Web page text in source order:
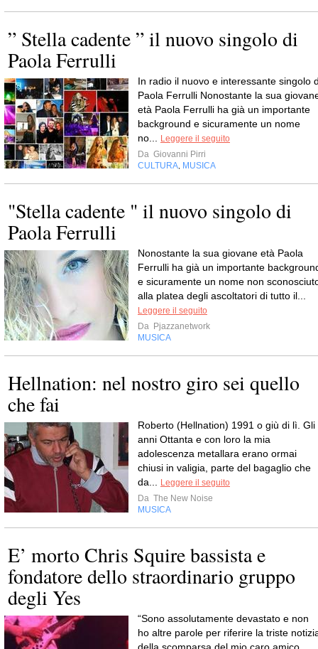
” Stella cadente ” il nuovo singolo di
Paola Ferrulli
In radio il nuovo e interessante singolo
Paola Ferrulli Nonostante la sua
età Paola Ferrulli ha già un importante
background e sicuramente un nome
no... Leggere il seguito
Da Giovanni Pirri
CULTURA, MUSICA
"Stella cadente " il nuovo singolo di
Paola Ferrulli
Nonostante la sua giovane età Paola
Ferrulli ha già un importante
e sicuramente un nome non
alla platea degli ascoltatori di tutto il...
Leggere il seguito
Da Pjazzanetwork
MUSICA
Hellnation: nel nostro giro sei quello
che fai
Roberto (Hellnation) 1991 o giù di lì. Gli
anni Ottanta e con loro la mia
adolescenza metallara erano ormai
chiusi in valigia, parte del bagaglio che
da... Leggere il seguito
Da The New Noise
MUSICA
E’ morto Chris Squire bassista e
fondatore dello straordinario gruppo
degli Yes
“Sono assolutamente devastato e non
ho altre parole per riferire la triste